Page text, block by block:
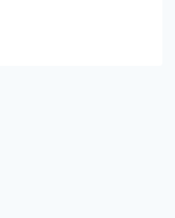
2015, de que los
la tenemos en que